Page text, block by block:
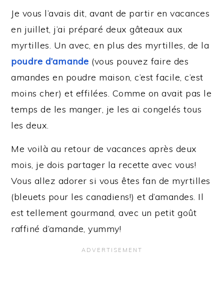
Je vous l’avais dit, avant de partir en vacances
en juillet, j’ai préparé deux gâteaux aux
myrtilles. Un avec, en plus des myrtilles, de la
poudre d’amande (vous pouvez faire des
amandes en poudre maison, c’est facile, c’est
moins cher) et effilées. Comme on avait pas le
temps de les manger, je les ai congelés tous
les deux.
Me voilà au retour de vacances après deux
mois, je dois partager la recette avec vous!
Vous allez adorer si vous êtes fan de myrtilles
(bleuets pour les canadiens!) et d’amandes. Il
est tellement gourmand, avec un petit goût
raffiné d’amande, yummy!